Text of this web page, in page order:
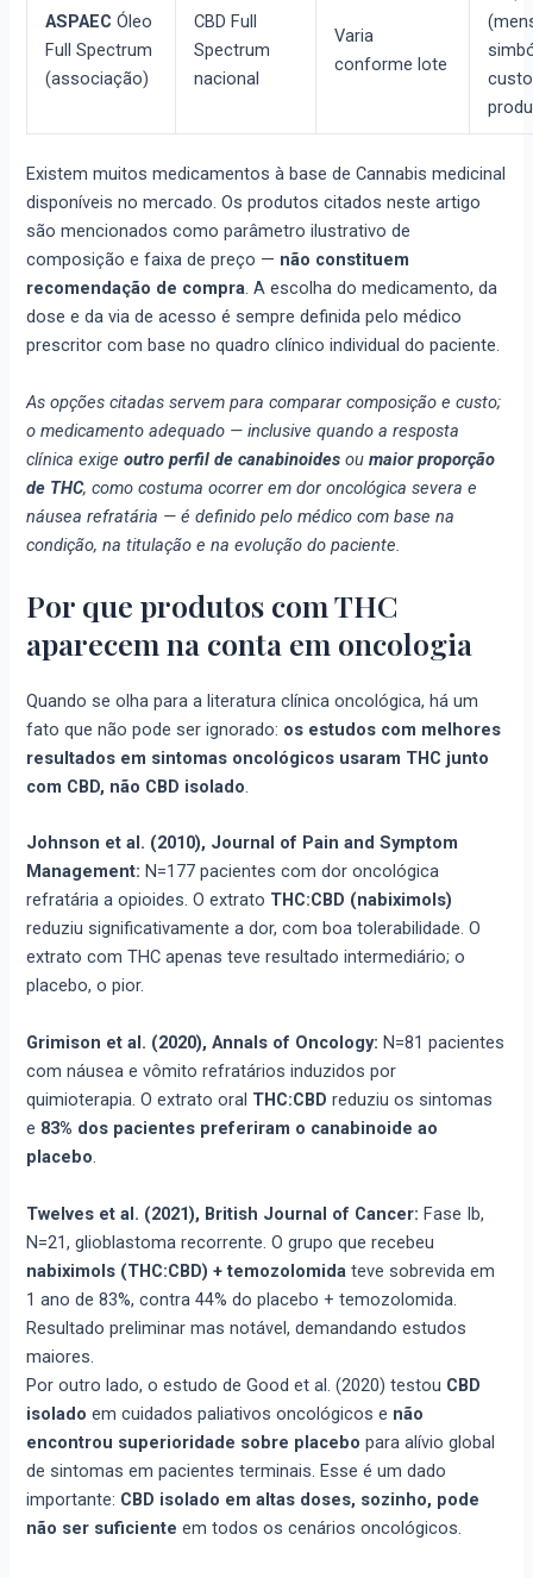
ASPAEC Óleo
Full Spectrum
(associação)
CBD Full
Spectrum
nacional
Varia
conforme lote
Existem muitos medicamentos à base de Cannabis medicinal
disponíveis no mercado. Os produtos citados neste artigo
são mencionados como parâmetro ilustrativo de
composição e faixa de preço — não constituem
recomendação de compra. A escolha do medicamento, da
dose e da via de acesso é sempre definida pelo médico
prescritor com base no quadro clínico individual do paciente.
As opções citadas servem para comparar composição e custo;
o medicamento adequado — inclusive quando a resposta
clínica exigeoutro perfil de canabinoides oumaior proporção
de THC, como costuma ocorrer em dor oncológica severa e
náusea refratária — é definido pelo médico com base na
condição, na titulação e na evolução do paciente.
Por que produtos com THC
aparecem na conta em oncologia
Quando se olha para a literatura clínica oncológica, há um
fato que não pode ser ignorado: os estudos com melhores
resultados em sintomas oncológicos usaram THC junto
com CBD, não CBD isolado.
Johnson et al. (2010), Journal of Pain and Symptom
Management: N=177 pacientes com dor oncológica
refratária a opioides. O extrato THC:CBD (nabiximols)
reduziu significativamente a dor, com boa tolerabilidade. O
extrato com THC apenas teve resultado intermediário; o
placebo, o pior.
Grimison et al. (2020), Annals of Oncology: N=81 pacientes
com náusea e vômito refratários induzidos por
quimioterapia. O extrato oral THC:CBD reduziu os sintomas
e 83% dos pacientes preferiram o canabinoide ao
placebo.
Twelves et al. (2021), British Journal of Cancer: Fase Ib,
N=21, glioblastoma recorrente. O grupo que recebeu
nabiximols (THC:CBD) + temozolomida teve sobrevida em
1 ano de 83%, contra 44% do placebo + temozolomida.
Resultado preliminar mas notável, demandando estudos
maiores.
Por outro lado, o estudo de Good et al. (2020) testou CBD
isolado em cuidados paliativos oncológicos e não
encontrou superioridade sobre placebo para alívio global
de sintomas em pacientes terminais. Esse é um dado
importante: CBD isolado em altas doses, sozinho, pode
não ser suficiente em todos os cenários oncológicos.